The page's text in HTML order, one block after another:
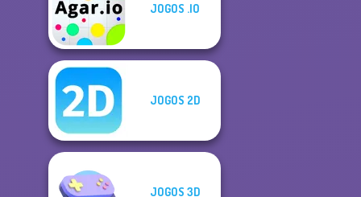
JOGOS .IO
JOGOS 2D
JOGOS 3D